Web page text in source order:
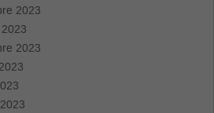
2023
2023